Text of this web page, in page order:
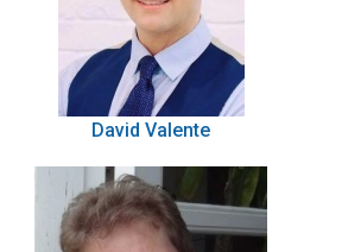
David Valente